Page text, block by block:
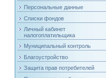
Персональные данные
Списки фондов
Личный кабинет
налогоплатильщика
Муниципальный контроль
Благоустройство
Защита прав потребителей